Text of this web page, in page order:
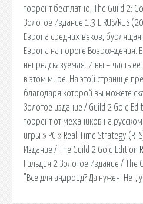
торрент бесплатно, The Guild 2:
Золотое Издание 1.3 L RUS/RUS
Европа средних веков,
Европа на пороге Возрождения.
непредсказуемая. И вы – часть
в этом мире. На этой странице
благодаря которой вы можете
Золотое издание / Guild 2 Gold
торрент от механиков на
игры » PC » Real-Time Strategy
Издание / The Guild 2 Gold Edition
Гильдия 2 Золотое Издание / The
"Все для андроид? Да нужен. Нет,